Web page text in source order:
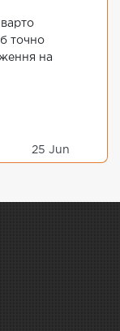
точно
на
25 Jun